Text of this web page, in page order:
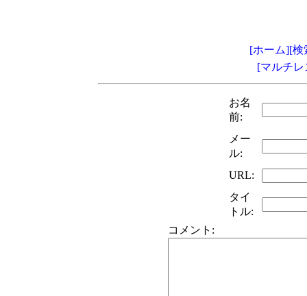
[ホーム][検
[マルチ
お名
前:
メー
ル:
URL:
タイ
トル:
コメント: